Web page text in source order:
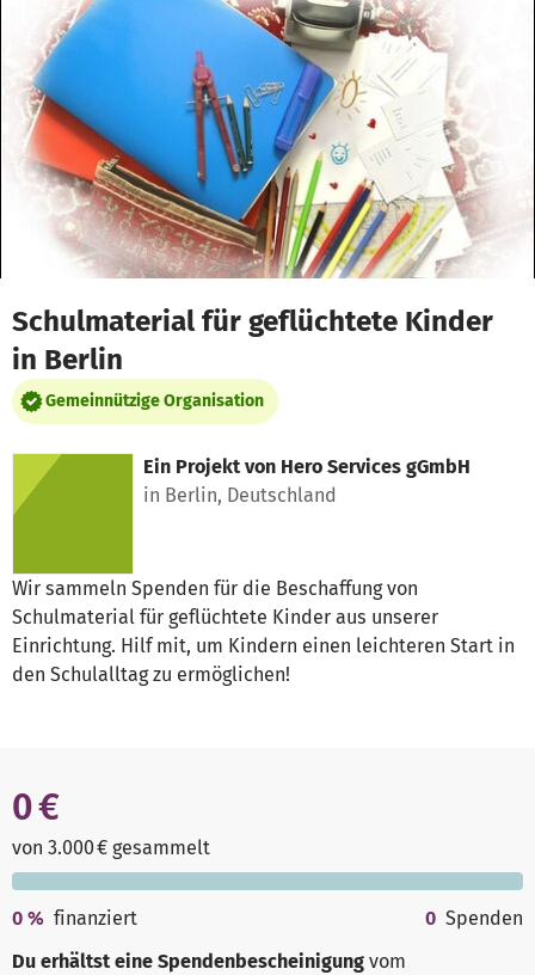
Zum Hauptinhalt springen
Erklärung zur Barrierefreiheit anzeigen
Schulmaterial für geflüchtete Kinder
in Berlin
Gemeinnützige Organisation
Ein Projekt von Hero Services gGmbH
in Berlin, Deutschland
Wir sammeln Spenden für die Beschaffung von
Schulmaterial für geflüchtete Kinder aus unserer
Einrichtung. Hilf mit, um Kindern einen leichteren Start in
den Schulalltag zu ermöglichen!
0 €
von 3.000 € gesammelt
0 % finanziert 0 Spenden
Du erhältst eine Spendenbescheinigung vom